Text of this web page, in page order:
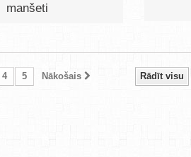
manšeti
Rādīt visu
4 5 Nākošais